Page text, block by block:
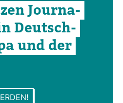
Jour­na­
Deutsch­
und der